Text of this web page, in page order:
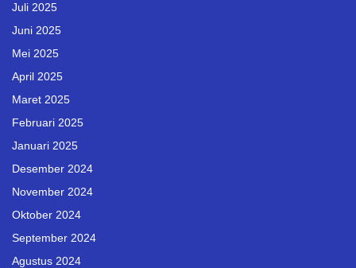
Juli 2025
Juni 2025
Mei 2025
April 2025
Maret 2025
Februari 2025
Januari 2025
Desember 2024
November 2024
Oktober 2024
September 2024
Agustus 2024